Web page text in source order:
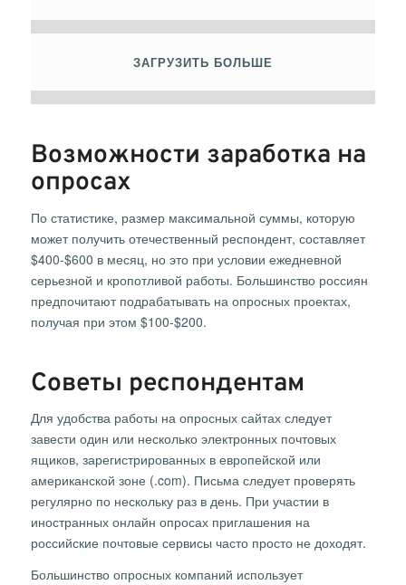
ЗАГРУЗИТЬ БОЛЬШЕ
Возможности заработка на
опросах
По статистике, размер максимальной суммы, которую
может получить отечественный респондент, составляет
$400-$600 в месяц, но это при условии ежедневной
серьезной и кропотливой работы. Большинство россиян
предпочитают подрабатывать на опросных проектах,
получая при этом $100-$200.
Советы респондентам
Для удобства работы на опросных сайтах следует
завести один или несколько электронных почтовых
ящиков, зарегистрированных в европейской или
американской зоне (.com). Письма следует проверять
регулярно по нескольку раз в день. При участии в
иностранных онлайн опросах приглашения на
российские почтовые сервисы часто просто не доходят.
Большинство опросных компаний использует